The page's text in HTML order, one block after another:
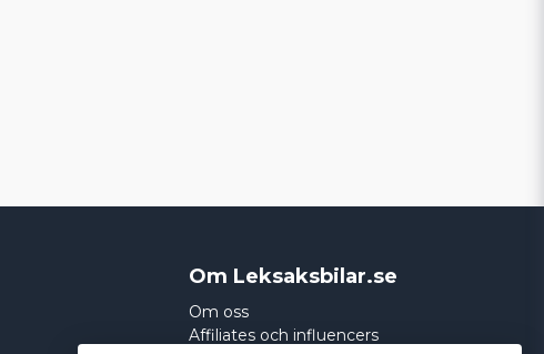
Om Leksaksbilar.se
Om oss
Affiliates och influencers